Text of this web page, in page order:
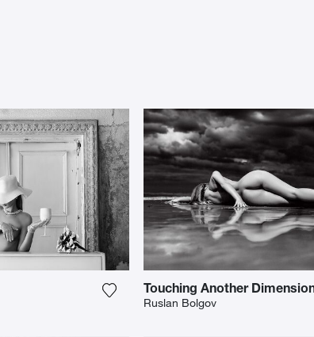
Wunschliste hinzu Fügen Sie das Foto meiner
Touching Another
Ruslan Bolgov